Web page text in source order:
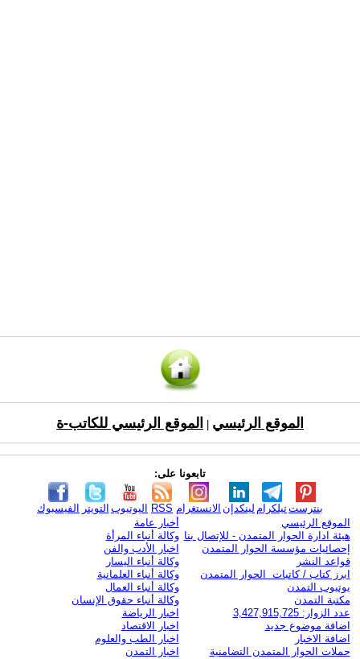
الموقع الرئيسي الموقع الرئيسي للكاتب-ة
تابعونا على:
الفيسبوك التويتر اليوتيوب RSS الانستغرام لينكدإن تيلكرامبنترست
الموقع الرئيسي
هيئة ادارة الحوار المتمدن - للإتصال بنا
إحصائيات مؤسسة الحوار المتمدن
قواعد النشر
ابرز كتاب / كاتبات الحوار المتمدن
يوتيوب التمدن
مكتبة التمدن
عدد الزوار: 3,427,915,725
اضافة موضوع جديد
اضافة الاخبار
حملات الحوار المتمدن التضامنية
أخبار عامة
وكالة أنباء المرأة
اخبار الأدب والفن
وكالة أنباء اليسار
وكالة أنباء العلمانية
وكالة أنباء العمال
وكالة أنباء حقوق الإنسان
اخبار الرياضة
اخبار الاقتصاد
اخبار الطب والعلوم
اخبار التمدن